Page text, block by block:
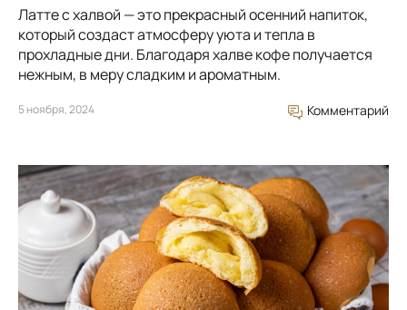
Латте с халвой — это прекрасный осенний напиток,
который создаст атмосферу уюта и тепла в
прохладные дни. Благодаря халве кофе получается
нежным, в меру сладким и ароматным.
5 ноября, 2024 Комментарий